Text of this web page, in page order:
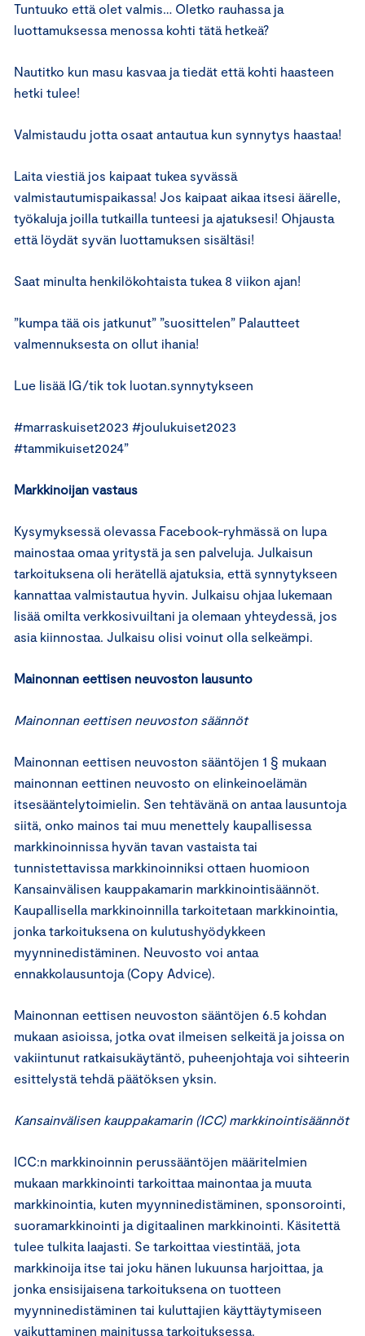
Tuntuuko että olet valmis… Oletko rauhassa ja
luottamuksessa menossa kohti tätä hetkeä?
Nautitko kun masu kasvaa ja tiedät että kohti haasteen
hetki tulee!
Valmistaudu jotta osaat antautua kun synnytys haastaa!
Laita viestiä jos kaipaat tukea syvässä
valmistautumispaikassa! Jos kaipaat aikaa itsesi äärelle,
työkaluja joilla tutkailla tunteesi ja ajatuksesi! Ohjausta
että löydät syvän luottamuksen sisältäsi!
Saat minulta henkilökohtaista tukea 8 viikon ajan!
”kumpa tää ois jatkunut” ”suosittelen” Palautteet
valmennuksesta on ollut ihania!
Lue lisää IG/tik tok luotan.synnytykseen
#marraskuiset2023 #joulukuiset2023
#tammikuiset2024”
Markkinoijan vastaus
Kysymyksessä olevassa Facebook-ryhmässä on lupa
mainostaa omaa yritystä ja sen palveluja. Julkaisun
tarkoituksena oli herätellä ajatuksia, että synnytykseen
kannattaa valmistautua hyvin. Julkaisu ohjaa lukemaan
lisää omilta verkkosivuiltani ja olemaan yhteydessä, jos
asia kiinnostaa. Julkaisu olisi voinut olla selkeämpi.
Mainonnan eettisen neuvoston lausunto
Mainonnan eettisen neuvoston säännöt
Mainonnan eettisen neuvoston sääntöjen 1 § mukaan
mainonnan eettinen neuvosto on elinkeinoelämän
itsesääntelytoimielin. Sen tehtävänä on antaa lausuntoja
siitä, onko mainos tai muu menettely kaupallisessa
markkinoinnissa hyvän tavan vastaista tai
tunnistettavissa markkinoinniksi ottaen huomioon
Kansainvälisen kauppakamarin markkinointisäännöt.
Kaupallisella markkinoinnilla tarkoitetaan markkinointia,
jonka tarkoituksena on kulutushyödykkeen
myynninedistäminen. Neuvosto voi antaa
ennakkolausuntoja (Copy Advice).
Mainonnan eettisen neuvoston sääntöjen 6.5 kohdan
mukaan asioissa, jotka ovat ilmeisen selkeitä ja joissa on
vakiintunut ratkaisukäytäntö, puheenjohtaja voi sihteerin
esittelystä tehdä päätöksen yksin.
Kansainvälisen kauppakamarin (ICC) markkinointisäännöt
ICC:n markkinoinnin perussääntöjen määritelmien
mukaan markkinointi tarkoittaa mainontaa ja muuta
markkinointia, kuten myynninedistäminen, sponsorointi,
suoramarkkinointi ja digitaalinen markkinointi. Käsitettä
tulee tulkita laajasti. Se tarkoittaa viestintää, jota
markkinoija itse tai joku hänen lukuunsa harjoittaa, ja
jonka ensisijaisena tarkoituksena on tuotteen
myynninedistäminen tai kuluttajien käyttäytymiseen
vaikuttaminen mainitussa tarkoituksessa.